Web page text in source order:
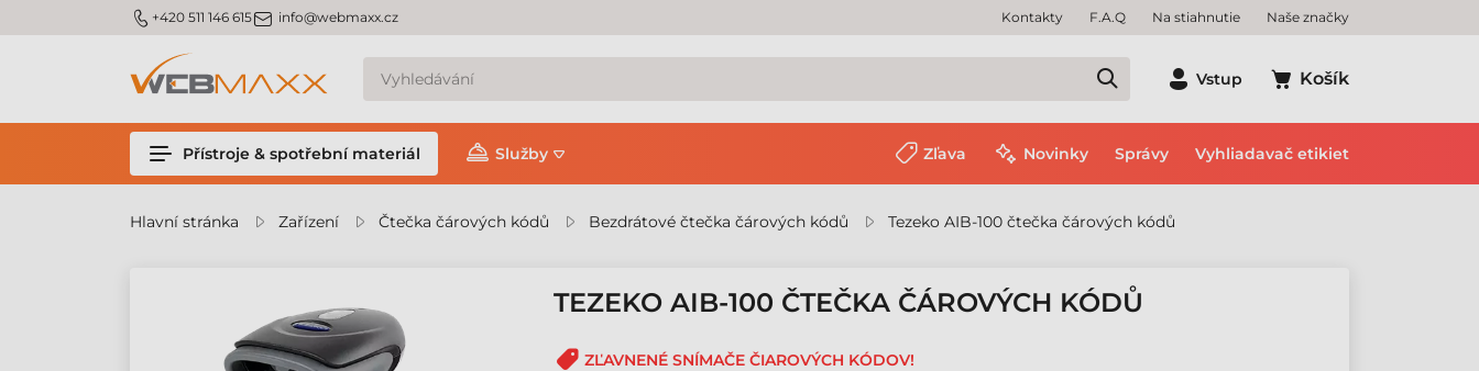
m_phone +420 511 146 615m_email info@webmaxx.cz Kontakty F.A.Q Na stiahnutie Naše značky
Vstup Košík
Přístroje & spotřební materiál Služby Zľava Novinky Správy Vyhliadavač etikiet
Hlavní stránka Zařízení Čtečka čárových kódů Bezdrátové čtečka čárových kódů Tezeko AIB-100 čtečka čárových kódů
TEZEKO AIB-100 ČTEČKA ČÁROVÝCH KÓDŮ
ZĽAVNENÉ SNÍMAČE ČIAROVÝCH KÓDOV!